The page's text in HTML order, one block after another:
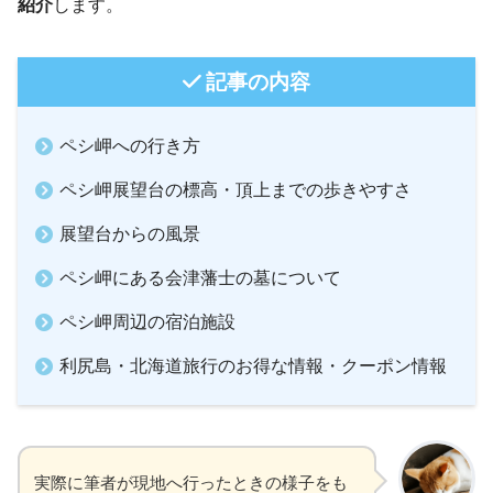
紹介します。
記事の内容
ペシ岬への行き方
ペシ岬展望台の標高・頂上までの歩きやすさ
展望台からの風景
ペシ岬にある会津藩士の墓について
ペシ岬周辺の宿泊施設
利尻島・北海道旅行のお得な情報・クーポン情報
実際に筆者が現地へ行ったときの様子をも